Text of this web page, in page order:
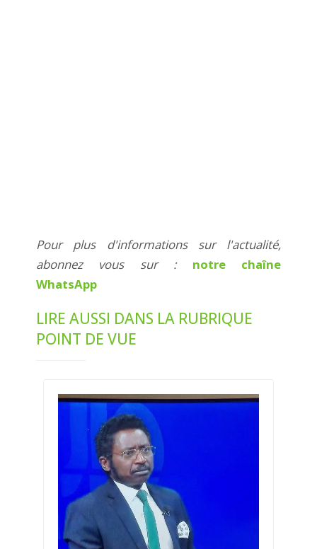
Pour plus d'informations sur l'actualité,
abonnez vous sur : notre chaîne
WhatsApp
LIRE AUSSI DANS LA RUBRIQUE
POINT DE VUE